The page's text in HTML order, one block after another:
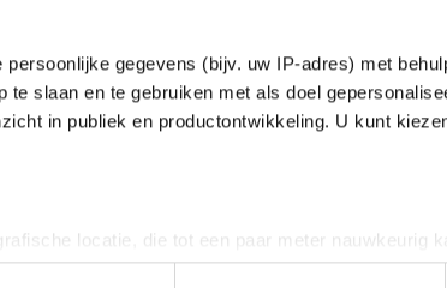
persoonlijke gegevens (bijv. uw IP-adres) met
te slaan en te gebruiken met als doel
in publiek en productontwikkeling. U kunt
locatie, die tot een paar meter nauwkeurig
te scannen op specifieke eigenschappen
in Sommelsdijk